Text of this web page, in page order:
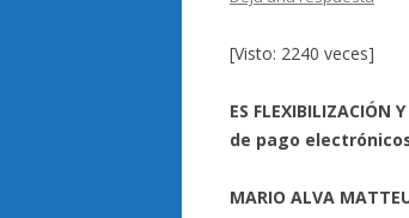
[Visto: 2240 veces]
ES FLEXIBILIZACIÓN
de pago
MARIO ALVA